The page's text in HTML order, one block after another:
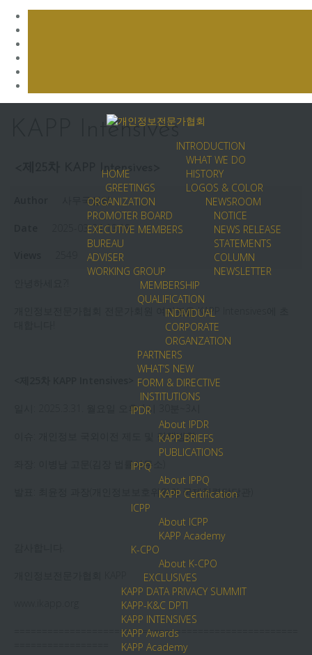
HOME
GREETINGS
INTRODUCTION
WHAT WE DO
HISTORY
LOGOS & COLOR
ORGANIZATION
PROMOTER BOARD
EXECUTIVE MEMBERS
BUREAU
ADVISER
WORKING GROUP
NEWSROOM
NOTICE
NEWS RELEASE
STATEMENTS
COLUMN
NEWSLETTER
MEMBERSHIP
QUALIFICATION
INDIVIDUAL
CORPORATE
ORGANZATION
PARTNERS
WHAT’S NEW
FORM & DIRECTIVE
INSTITUTIONS
IPDR
About IPDR
KAPP BRIEFS
PUBLICATIONS
IPPQ
About IPPQ
KAPP Certification
ICPP
About ICPP
KAPP Academy
K-CPO
About K-CPO
EXCLUSIVES
KAPP DATA PRIVACY SUMMIT
KAPP-K&C DPTI
KAPP INTENSIVES
KAPP Awards
KAPP Academy
KAPP Intensives
<제25차 KAPP Intensives>
사무국실장
2025-03-24 13:18
개인정보전문가협회 전문가회원 여러분을 KAPP Intensives에 초
일시: 2025.3.31. 월요일 오후 1시 30분~3시
이슈: 개인정보 국외이전 제도 및 정책방향
좌장: 이병남 고문(김장 법률사무소)
발표: 최윤정 과장(개인정보보호위원회 국제협력담당관)
===================================================